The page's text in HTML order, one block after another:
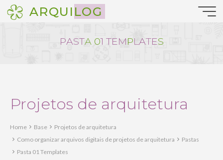
Pular
para
ARQUILOG
PASTA 01 TEMPLATES
Projetos de arquitetura
Home Base
Projetos de arquitetura
Como organizar arquivos digitais de projetos de arquitetura
Pastas
Pasta 01 Templates